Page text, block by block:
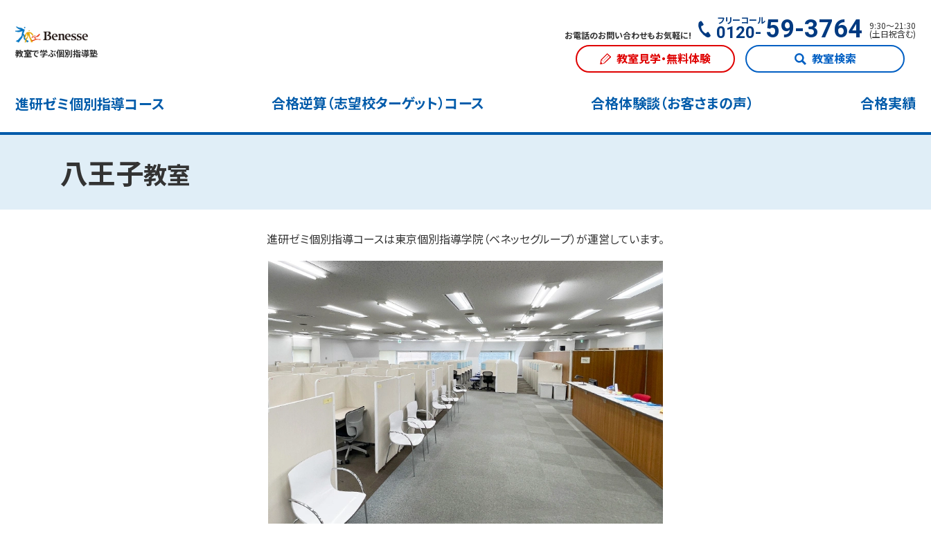
教室で学ぶ個別指導塾
お電話のお問い合わせもお気軽に!
フリーコール
0120- 59-3764 9:30〜21:30
(土日祝含む)
教室見学・無料体験 教室検索
進研ゼミ個別指導コース 合格逆算（志望校ターゲット）コース 合格体験談（お客さまの声） 合格実績
八王子教室
進研ゼミ個別指導コースは東京個別指導学院（ベネッセグループ）が運営しています。